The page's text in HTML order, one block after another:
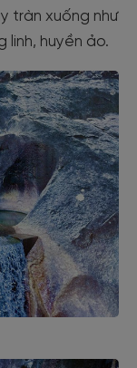
tràn xuống như
linh, huyền ảo.